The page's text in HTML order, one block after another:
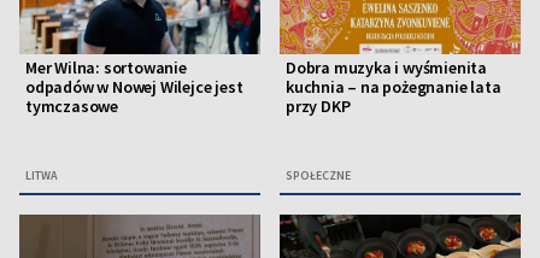
Mer Wilna: sortowanie
odpadów w Nowej Wilejce jest
tymczasowe
LITWA
Dobra muzyka i wyśmienita
kuchnia – na pożegnanie lata
przy DKP
SPOŁECZNE